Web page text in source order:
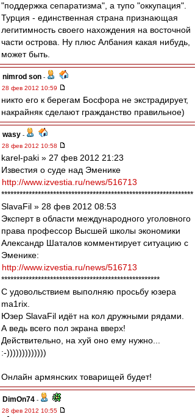
"поддержка сепаратизма", а тупо "оккупация".
Турция - единственная страна признающая
легитимность своего нахождения на восточной
части острова. Ну плюс Албания какая нибудь,
может быть.
nimrod son -
28 фев 2012 10:59
никто его к берегам Босфора не экстрадирует,
накрайняк сделают гражданство правильное)
wasy -
28 фев 2012 10:58
karel-paki » 27 фев 2012 21:23
Известия о суде над Эменике
http://www.izvestia.ru/news/516713
***************************************************************
SlavaFil » 28 фев 2012 08:53
Эксперт в области международного уголовного
права профессор Высшей школы экономики
Александр Шаталов комментирует ситуацию с
Эменике:
http://www.izvestia.ru/news/516713
****************************************************
С удовольствием выполняю просьбу юзера
ma1rix.
Юзер SlavaFil идёт на кол дружными рядами.
А ведь всего пол экрана вверх!
Действительно, на хуй оно ему нужно...
:-)))))))))))))
Онлайн армянских товарищей будет!
DimOn74 -
28 фев 2012 10:55